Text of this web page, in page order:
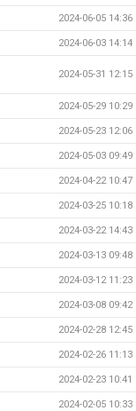
2024-06-05 14:36
2024-06-03 14:14
2024-05-31 12:15
2024-05-29 10:29
2024-05-23 12:06
2024-05-03 09:49
2024-04-22 10:47
2024-03-25 10:18
2024-03-22 14:43
2024-03-13 09:48
2024-03-12 11:23
2024-03-08 09:42
2024-02-28 12:45
2024-02-26 11:13
2024-02-23 10:41
2024-02-05 10:33